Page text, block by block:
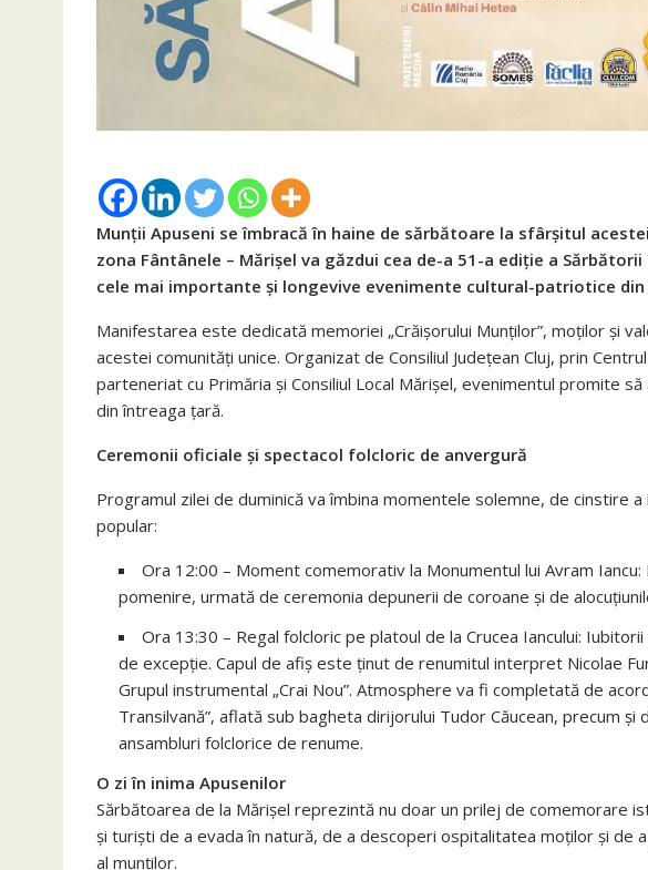
Munții Apuseni se îmbracă în haine de sărbătoare la sfârșitul
zona Fântânele – Mărișel va găzdui cea de-a 51-a ediție a
cele mai importante și longevive evenimente cultural-patriotice din
Manifestarea este dedicată memoriei „Crăișorului Munților”, moților și
acestei comunități unice. Organizat de Consiliul Județean Cluj, prin
parteneriat cu Primăria și Consiliul Local Mărișel, evenimentul promite
din întreaga țară.
Ceremonii oficiale și spectacol folcloric de anvergură
Programul zilei de duminică va îmbina momentele solemne, de cinstire
popular:
Ora 12:00 – Moment comemorativ la Monumentul lui Avram
pomenire, urmată de ceremonia depunerii de coroane și de
Ora 13:30 – Regal folcloric pe platoul de la Crucea Iancului:
de excepție. Capul de afiș este ținut de renumitul interpret Nicolae
Grupul instrumental „Crai Nou”. Atmosphere va fi completată de
Transilvană”, aflată sub bagheta dirijorului Tudor Căucean, precum
ansambluri folclorice de renume.
O zi în inima Apusenilor
Sărbătoarea de la Mărișel reprezintă nu doar un prilej de comemorare
și turiști de a evada în natură, de a descoperi ospitalitatea moților și de
al munților.